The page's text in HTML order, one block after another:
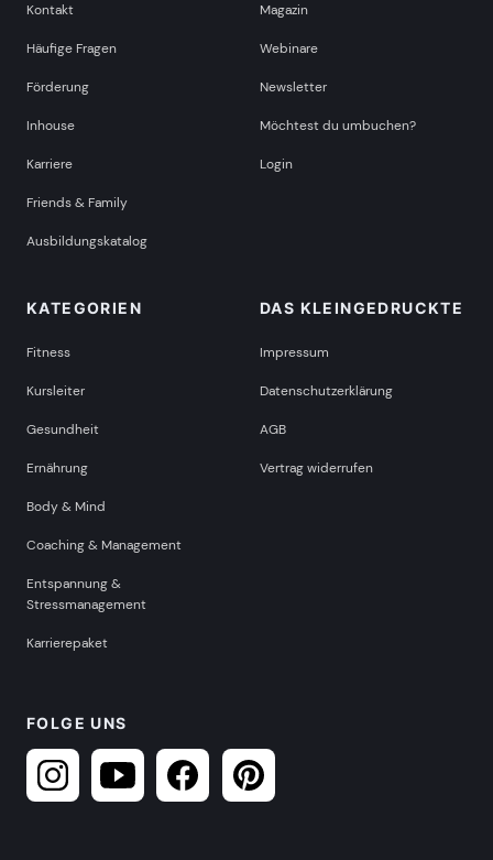
Kontakt
Häufige Fragen
Förderung
Inhouse
Karriere
Friends & Family
Ausbildungskatalog
Magazin
Webinare
Newsletter
Möchtest du umbuchen?
Login
KATEGORIEN
Fitness
Kursleiter
Gesundheit
Ernährung
Body & Mind
Coaching & Management
Entspannung &
Stressmanagement
Karrierepaket
DAS KLEINGEDRUCKTE
Impressum
Datenschutzerklärung
AGB
Vertrag widerrufen
FOLGE UNS